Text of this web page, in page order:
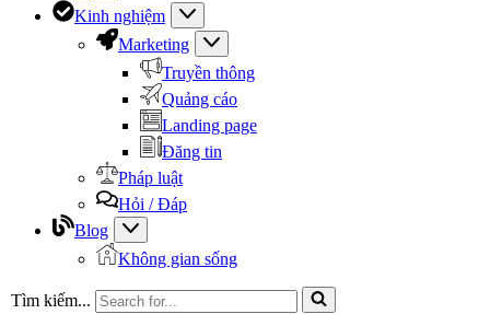
Kinh nghiệm
Marketing
Truyền thông
Quảng cáo
Landing page
Đăng tin
Pháp luật
Hỏi / Đáp
Blog
Không gian sống
Tìm kiếm...